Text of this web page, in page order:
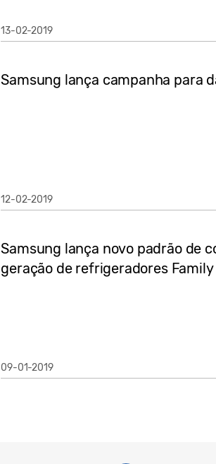
13-02-2019
Samsung lança campanha para
12-02-2019
Samsung lança novo padrão de
geração de refrigeradores Family
09-01-2019